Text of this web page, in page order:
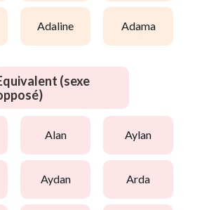
adaline adama
(sexe
alan aylan
aydan arda